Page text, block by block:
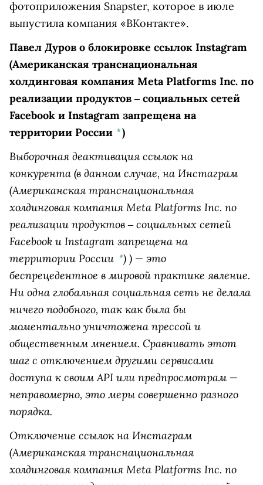
фотоприложения Snapster, которое в июле
выпустила компания «ВКонтакте».
Павел Дуров о блокировке ссылок Instagram
(Американская транснациональная
холдинговая компания Meta Platforms Inc. по
реализации продуктов ‒ социальных сетей
Facebook и Instagram запрещена на
территории России *)
Выборочная деактивация ссылок на
конкурента (в данном случае, на Инстаграм
(Американская транснациональная
холдинговая компания Meta Platforms Inc. по
реализации продуктов ‒ социальных сетей
Facebook и Instagram запрещена на
территории России *) ) — это
беспрецедентное в мировой практике явление.
Ни одна глобальная социальная сеть не делала
ничего подобного, так как была бы
моментально уничтожена прессой и
общественным мнением. Сравнивать этот
шаг с отключением другими сервисами
доступа к своим API или предпросмотрам —
неправомерно, это меры совершенно разного
порядка.
Отключение ссылок на Инстаграм
(Американская транснациональная
холдинговая компания Meta Platforms Inc. по